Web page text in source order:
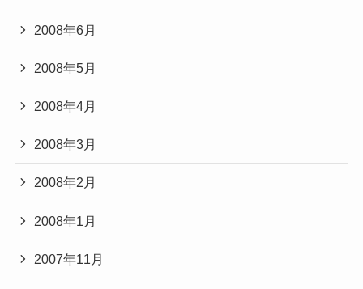
2008年6月
2008年5月
2008年4月
2008年3月
2008年2月
2008年1月
2007年11月